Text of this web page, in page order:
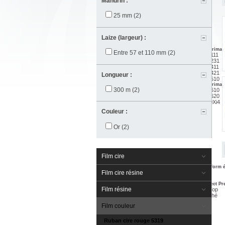
Imprimante Etiquette
Actualités
Etudes de cas
NOS PROMOTIONS
ZD510-HC
ZT111
ZT231
ZT411
ZT421
ZT510
ZT610
ZT620
220Xi4
Etiquettes
Actualités
Etudes de cas
Aide au choix
NOS PROMOTIONS
Etiquettes Papier Z-Perform
Etiquette Thermique
Etiquettes Papier Z-Select
Etiquette Thermique Top
Etiquette Papier Couché
25 mm (2)
Laize (largeur) :
Entre 57 et 110 mm (2)
Longueur :
300 m (2)
Couleur :
Or (2)
Film cire
Film cire résine
Film résine
Film couleur
Ruban cire rouge 5319